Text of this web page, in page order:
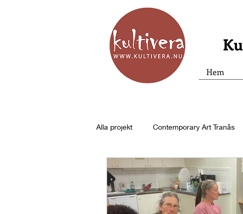
Hem
Alla projekt Contemporary Art Tranås
Utställningar Pilsnerpoesi
Poetry Slam Cirkusflätan